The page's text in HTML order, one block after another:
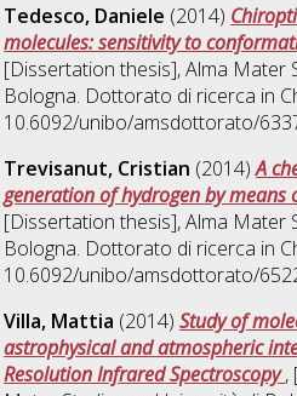
Tedesco, Daniele (2014)
molecules: sensitivity to
[Dissertation thesis], Alma Mater
Bologna. Dottorato di ricerca in
10.6092/unibo/amsdottorato/
Trevisanut, Cristian (2014)A
generation of hydrogen by
[Dissertation thesis], Alma Mater
Bologna. Dottorato di ricerca in
10.6092/unibo/amsdottorato/
Villa, Mattia (2014)Study of
astrophysical and atmospheric
Resolution Infrared Spectroscopy,